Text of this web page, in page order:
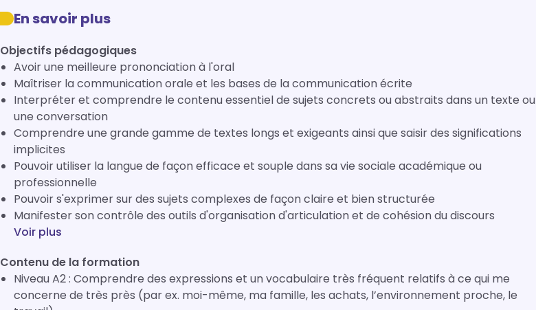
En savoir plus
Objectifs pédagogiques
Avoir une meilleure prononciation à l'oral
Maîtriser la communication orale et les bases de la communication écrite
Interpréter et comprendre le contenu essentiel de sujets concrets ou abstraits dans un texte ou
une conversation
Comprendre une grande gamme de textes longs et exigeants ainsi que saisir des significations
implicites
Pouvoir utiliser la langue de façon efficace et souple dans sa vie sociale académique ou
professionnelle
Pouvoir s'exprimer sur des sujets complexes de façon claire et bien structurée
Manifester son contrôle des outils d'organisation d'articulation et de cohésion du discours
Voir plus
Contenu de la formation
Niveau A2 : Comprendre des expressions et un vocabulaire très fréquent relatifs à ce qui me
concerne de très près (par ex. moi-même, ma famille, les achats, l’environnement proche, le